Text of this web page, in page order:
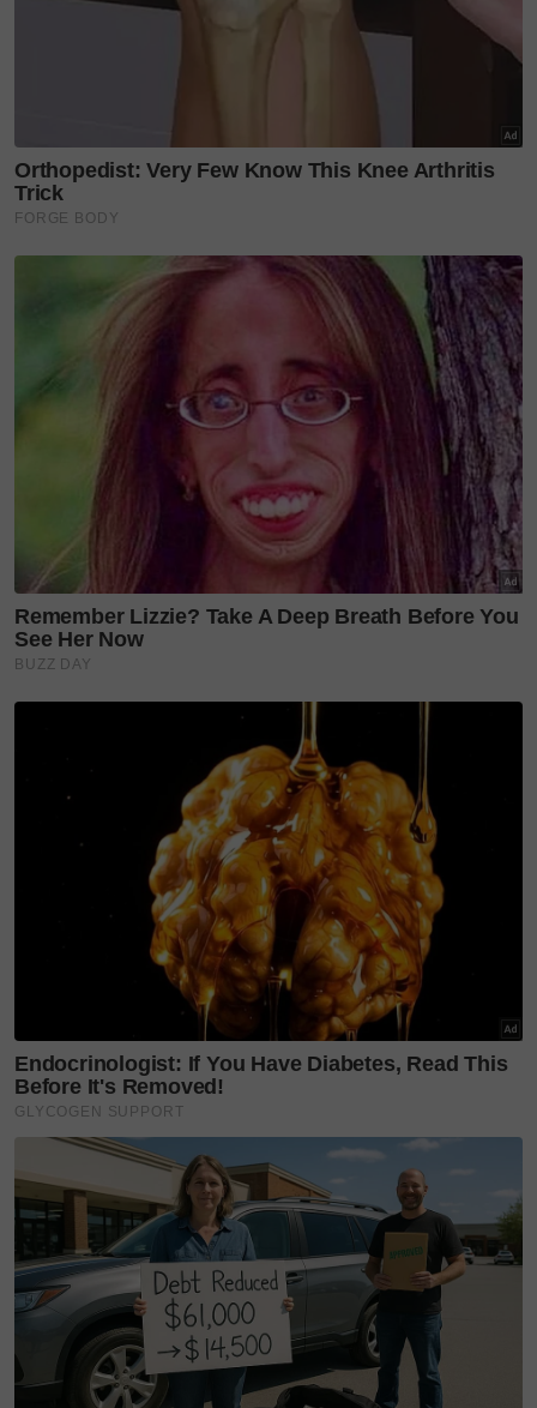
Dalam perkembangan lain, berikutan permintaan
luar biasa daripada peminat, Konsert Kasih Kekasih
25 Tahun akan dipindahkan ke IdeaLive, Petaling
Jaya, sebuah dewan acara serba moden yang mampu
menampung sehingga 5,000 orang.
Membawa tema Cinta Ilahi, Sayang Nabi dan Kasih
Insani, tarikh konsert yang pada asalnya dijadualkan
pada 27 September 2025 ditukarkan kepada 28
September berikutan kekosongan lokasi tersebut.
Pembeli tiket terdahulu tidak perlu bimbang kerana
mereka akan diberikan tempat duduk istimewa dan
terkehadapan di zon masing-masing serta akan
dihubungi oleh pihak urus setia bagi pengesahan
tempat duduk dan pemakluman pertukaran tarikh.
"Hadiah istimewa daripada Aplikasi Khair akan
diberikan sebagai penghargaan kepada pembeli
terawal," kata vokalis Inteam, Syahril ketika ditemui
SinarPlus baru-baru ini.